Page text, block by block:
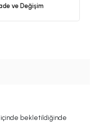
ve Değişim
içinde bekletildiğinde